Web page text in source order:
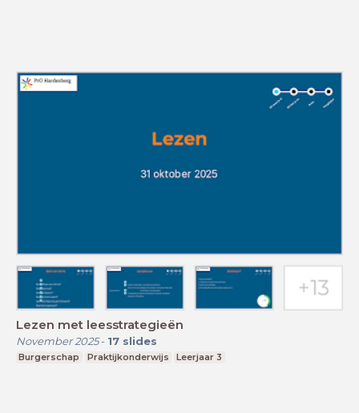
Lezen met leesstrategieën
November 2025- 17 slides
Burgerschap Praktijkonderwijs Leerjaar 3